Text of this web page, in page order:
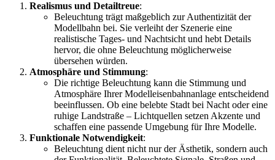
Realismus und Detailtreue:
Beleuchtung trägt maßgeblich zur Authentizität der
Modellbahn bei. Sie verleiht der Szenerie eine
realistische Tages- und Nachtsicht und hebt Details
hervor, die ohne Beleuchtung möglicherweise
übersehen würden.
Atmosphäre und Stimmung:
Die richtige Beleuchtung kann die Stimmung und
Atmosphäre Ihrer Modelleisenbahnanlage entscheidend
beeinflussen. Ob eine belebte Stadt bei Nacht oder eine
ruhige Landstraße – Lichtquellen setzen Akzente und
schaffen eine passende Umgebung für Ihre Modelle.
Funktionale Notwendigkeit:
Beleuchtung dient nicht nur der Ästhetik, sondern auch